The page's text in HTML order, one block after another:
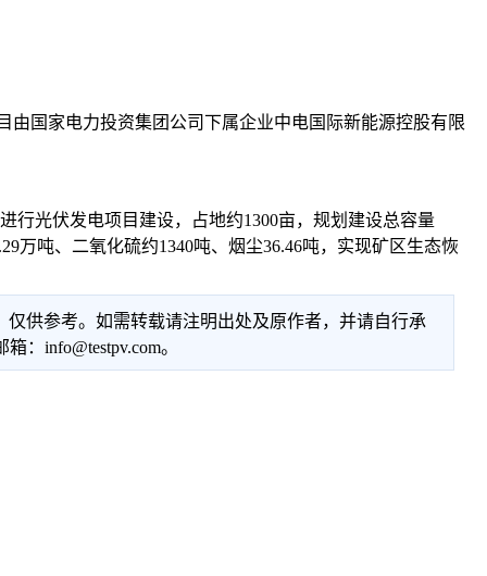
国家电力投资集团公司下属企业中电国际新能源控股有限
光伏发电项目建设，占地约1300亩，规划建设总容量
万吨、二氧化硫约1340吨、烟尘36.46吨，实现矿区生态恢
供参考。如需转载请注明出处及原作者，并请自行承
：info@testpv.com。